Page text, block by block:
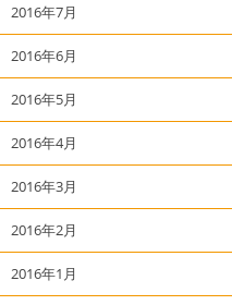
2016年7月
2016年6月
2016年5月
2016年4月
2016年3月
2016年2月
2016年1月